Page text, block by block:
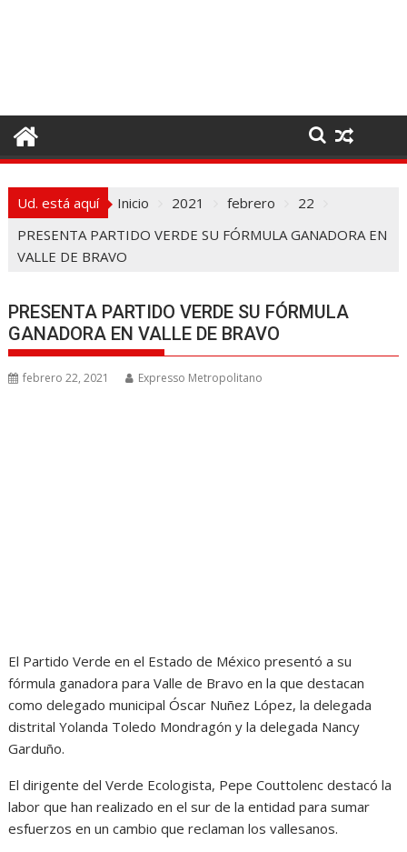
o
t
Ud. está aquí Inicio 2021 febrero
22
PRESENTA PARTIDO VERDE SU FÓRMULA GANADORA EN
VALLE DE BRAVO
PRESENTA PARTIDO VERDE SU FÓRMULA
GANADORA EN VALLE DE BRAVO
febrero 22, 2021 Expresso Metropolitano
El Partido Verde en el Estado de México presentó a su
fórmula ganadora para Valle de Bravo en la que destacan
como delegado municipal Óscar Nuñez López, la delegada
distrital Yolanda Toledo Mondragón y la delegada Nancy
Garduño.
El dirigente del Verde Ecologista, Pepe Couttolenc destacó la
labor que han realizado en el sur de la entidad para sumar
esfuerzos en un cambio que reclaman los vallesanos.